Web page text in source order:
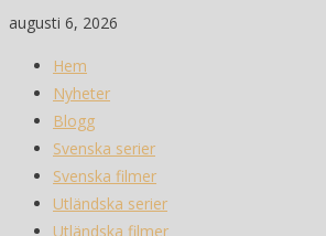
Skip
content
augusti 6, 2026
Hem
Nyheter
Blogg
Svenska serier
Svenska filmer
Utländska serier
Utländska filmer